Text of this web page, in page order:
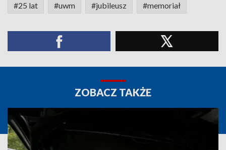
#25 lat #uwm #jubileusz #memoriał
ZOBACZ TAKŻE